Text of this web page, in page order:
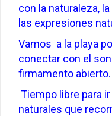
con la naturaleza,
las expresiones
Vamos a la playa
conectar con el
firmamento abierto.
Tiempo libre para
naturales que